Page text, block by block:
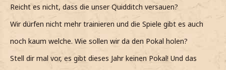
Reicht es nicht, dass die unser Quidditch versauen?
Wir dürfen nicht mehr trainieren und die Spiele gibt es auch
noch kaum welche. Wie sollen wir da den Pokal holen?
Stell dir mal vor, es gibt dieses Jahr keinen Pokal! Und das